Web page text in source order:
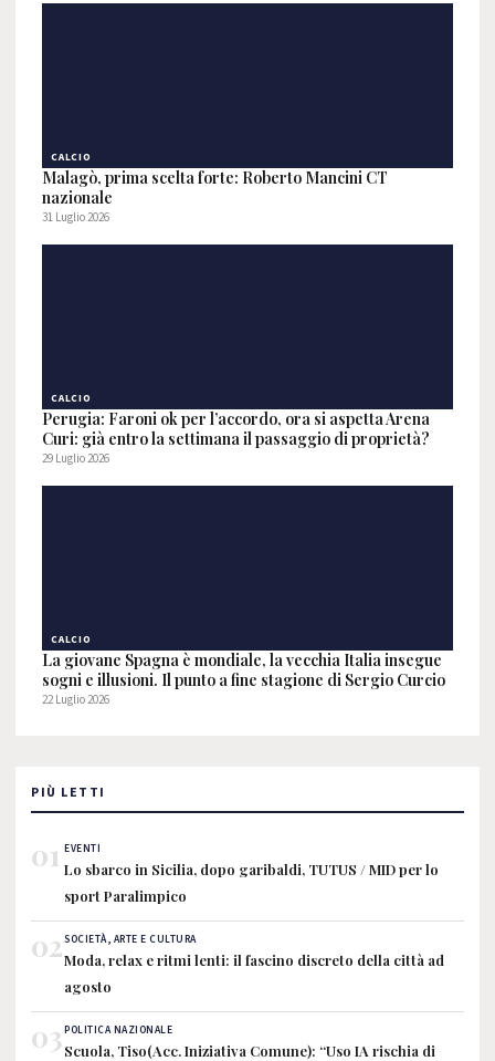
CALCIO
Malagò, prima scelta forte: Roberto Mancini CT
nazionale
31 Luglio 2026
CALCIO
Perugia: Faroni ok per l’accordo, ora si aspetta Arena
Curi: già entro la settimana il passaggio di proprietà?
29 Luglio 2026
CALCIO
La giovane Spagna è mondiale, la vecchia Italia insegue
sogni e illusioni. Il punto a fine stagione di Sergio Curcio
22 Luglio 2026
PIÙ LETTI
01 EVENTI
Lo sbarco in Sicilia, dopo garibaldi, TUTUS / MID per lo
sport Paralimpico
02SOCIETÀ, ARTE E CULTURA
Moda, relax e ritmi lenti: il fascino discreto della città ad
agosto
03POLITICA NAZIONALE
Scuola, Tiso(Acc. Iniziativa Comune): “Uso IA rischia di